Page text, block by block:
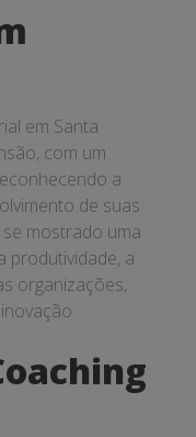
em Santa
com um
a
de suas
mostrado uma
produtividade, a
organizações,